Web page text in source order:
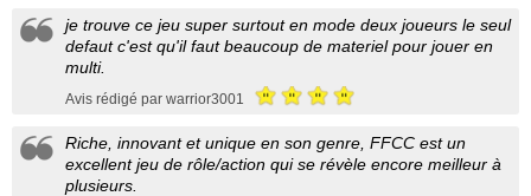
je trouve ce jeu super surtout en mode deux joueurs le seul
defaut c'est qu'il faut beaucoup de materiel pour jouer en
multi.
Avis rédigé par warrior3001
Riche, innovant et unique en son genre, FFCC est un
excellent jeu de rôle/action qui se révèle encore meilleur à
plusieurs.